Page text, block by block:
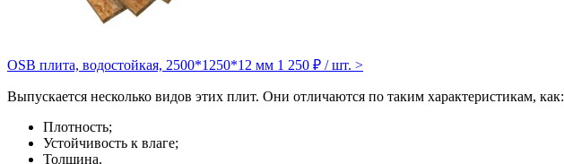
OSB плита, водостойкая, 2500*1250*12 мм 1 250 ₽ / шт. >
Выпускается несколько видов этих плит. Они отличаются по таким характеристикам, как:
Плотность;
Устойчивость к влаге;
Толщина.